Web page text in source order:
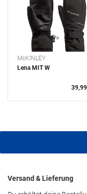
McKINLEY
Lena MIT W
Versand & Lieferung